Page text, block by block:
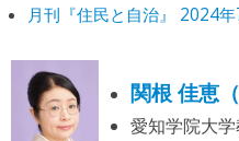
月刊『住民と自治』 2024
関根 佳恵
愛知学院大